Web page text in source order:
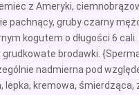
z Ameryki,
pachnący, gruby czarny
kogutem o długości 6 cali.
grudkowate brodawki.
nadmierna pod
lepka, kremowa, śmierdząca,